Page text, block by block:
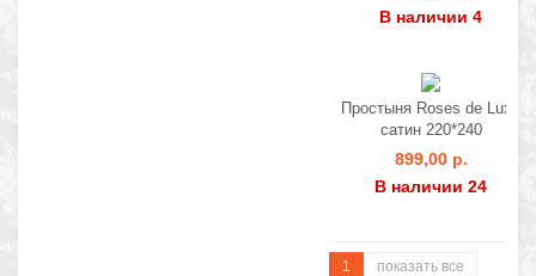
В наличии 4
Простыня Roses de Luxe
сатин 220*240
899,00 р.
В наличии 24
1
показать все